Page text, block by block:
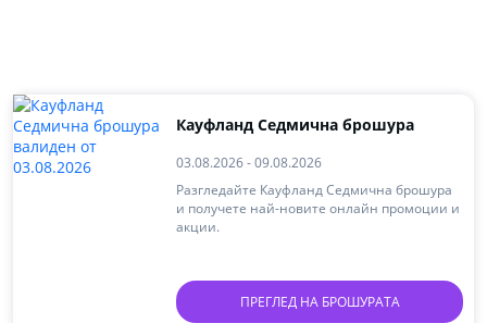
Кауфланд Седмична брошура
03.08.2026 - 09.08.2026
Разгледайте Кауфланд Седмична брошура
и получете най-новите онлайн промоции и
акции.
ПРЕГЛЕД НА БРОШУРАТА